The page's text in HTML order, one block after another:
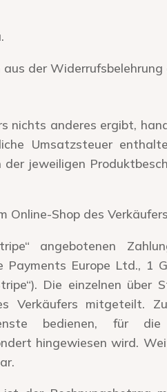
der Widerrufsbelehrung
nichts anderes ergibt,
Umsatzsteuer
jeweiligen
Online-Shop des
angebotenen
Payments Europe Ltd., 1
Die einzelnen über
Verkäufers mitgeteilt.
bedienen, für
hingewiesen wird.